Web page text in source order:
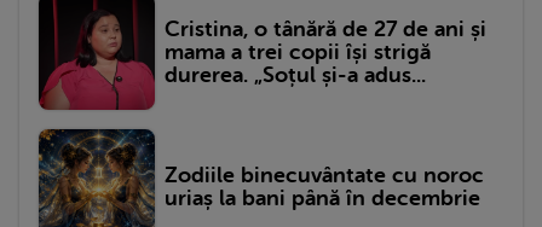
Cristina, o tânără de 27 de ani și
mama a trei copii își strigă
durerea. „Soțul și-a adus...
Zodiile binecuvântate cu noroc
uriaș la bani până în decembrie